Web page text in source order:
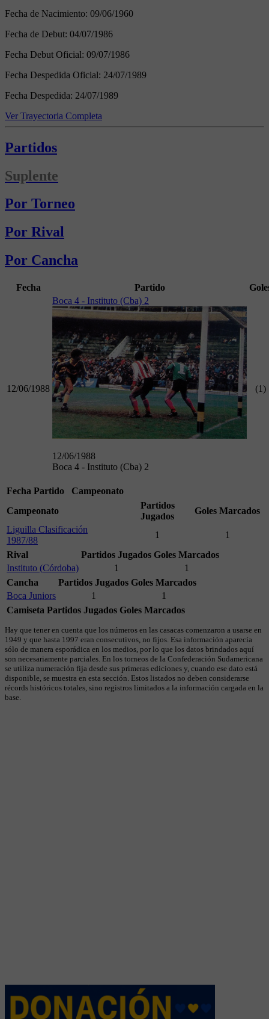
Fecha de Nacimiento: 09/06/1960
Fecha de Debut: 04/07/1986
Fecha Debut Oficial: 09/07/1986
Fecha Despedida Oficial: 24/07/1989
Fecha Despedida: 24/07/1989
Ver Trayectoria Completa
Partidos
Suplente
Por Torneo
Por Rival
Por Cancha
Fecha Partido
12/06/1988
Boca 4 - Instituto (Cba) 2
12/06/1988
Boca 4 - Instituto (Cba) 2
(1)
Fecha Partido
Campeonato
Campeonato
Partidos
Jugados
Goles Marcados
Liguilla Clasificación
1987/88
1
1
Rival
Partidos Jugados Goles Marcados
Instituto (Córdoba)
1
1
Cancha
Partidos Jugados Goles Marcados
Boca Juniors
1
1
Camiseta Partidos Jugados Goles Marcados
Hay que tener en cuenta que los números en las casacas comenzaron a usarse en
1949 y que hasta 1997 eran consecutivos, no fijos. Esa información aparecía
sólo de manera esporádica en los medios, por lo que los datos brindados aquí
son necesariamente parciales. En los torneos de la Confederación Sudamericana
se utiliza numeración fija desde sus primeras ediciones y, cuando ese dato está
disponible, se muestra en esta sección. Estos listados no deben considerarse
récords históricos totales, sino registros limitados a la información cargada en la
base.